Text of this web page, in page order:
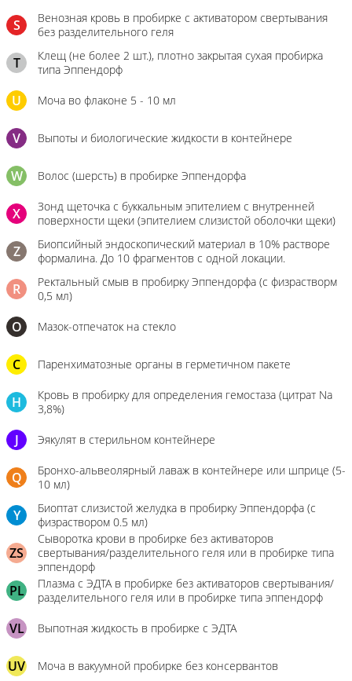
S
Венозная кровь в пробирке с активатором свертывания
без разделительного геля
T
Клещ (не более 2 шт.), плотно закрытая сухая пробирка
типа Эппендорф
U Моча во флаконе 5 - 10 мл
V Выпоты и биологические жидкости в контейнере
W Волос (шерсть) в пробирке Эппендорфа
X
Зонд щеточка с буккальным эпителием с внутренней
поверхности щеки (эпителием слизистой оболочки щеки)
Z
Биопсийный эндоскопический материал в 10% растворе
формалина. До 10 фрагментов с одной локации.
R
Ректальный смыв в пробирку Эппендорфа (с физрастворм
0,5 мл)
О Мазок-отпечаток на стекло
C Паренхиматозные органы в герметичном пакете
H
Кровь в пробирку для определения гемостаза (цитрат Na
3,8%)
J Эякулят в стерильном контейнере
Q
Бронхо-альвеолярный лаваж в контейнере или шприце (5-
10 мл)
Y
Биоптат слизистой желудка в пробирку Эппендорфа (с
физраствором 0.5 мл)
ZS
Сыворотка крови в пробирке без активаторов
свертывания/разделительного геля или в пробирке типа
эппендорф
PL
Плазма с ЭДТА в пробирке без активаторов свертывания/
разделительного геля или в пробирке типа эппендорф
VL Выпотная жидкость в пробирке с ЭДТА
UV Моча в вакуумной пробирке без консервантов